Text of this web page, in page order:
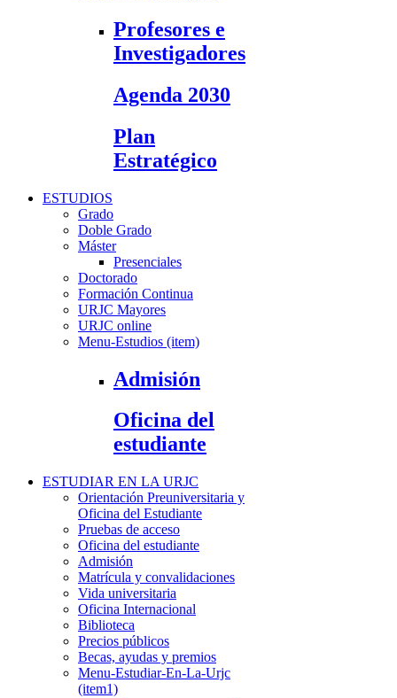
Profesores e
Investigadores
Agenda 2030
Plan
Estratégico
ESTUDIOS
Grado
Doble Grado
Máster
Presenciales
Doctorado
Formación Continua
URJC Mayores
URJC online
Menu-Estudios (item)
Admisión
Oficina del
estudiante
ESTUDIAR EN LA URJC
Orientación Preuniversitaria y
Oficina del Estudiante
Pruebas de acceso
Oficina del estudiante
Admisión
Matrícula y convalidaciones
Vida universitaria
Oficina Internacional
Biblioteca
Precios públicos
Becas, ayudas y premios
Menu-Estudiar-En-La-Urjc
(item1)